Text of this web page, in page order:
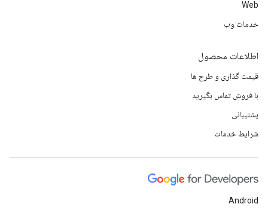
Web
خدمات وب
اطلاعات محصول
قیمت گذاری و طرح ها
با فروش تماس بگیرید
پشتیبانی
شرایط خدمات
Android